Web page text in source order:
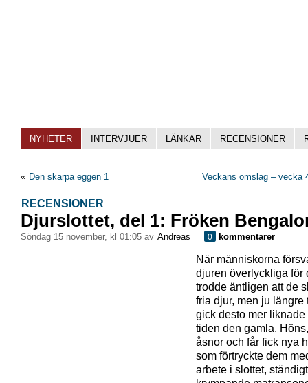
NYHETER INTERVJUER LÄNKAR RECENSIONER
« Den skarpa eggen 1 Veckans omslag – vecka
RECENSIONER
Djurslottet, del 1: Fröken
söndag 15 november, kl 01:05 av Andreas 0 kommentarer
När människorna
djuren överlyckliga för
trodde äntligen att de
fria djur, men ju längre
gick desto mer liknade
tiden den gamla.
åsnor och får fick nya
som förtryckte dem
arbete i slottet, ständigt